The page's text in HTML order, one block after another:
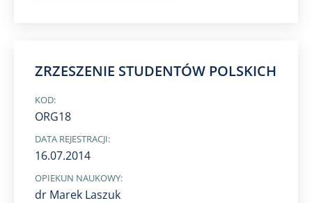
ZRZESZENIE STUDENTÓW POLSKICH
KOD:
ORG18
DATA REJESTRACJI:
16.07.2014
OPIEKUN NAUKOWY:
dr Marek Laszuk